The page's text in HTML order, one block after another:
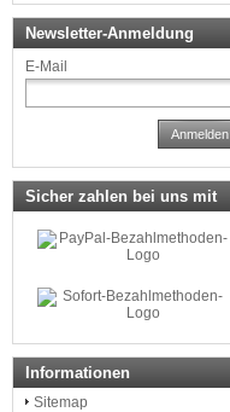
Newsletter-Anmeldung
E-Mail
Anmelden
Sicher zahlen bei uns mit
Informationen
Sitemap